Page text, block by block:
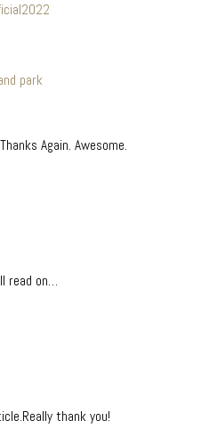
park
Again. Awesome.
read on…
thank you!